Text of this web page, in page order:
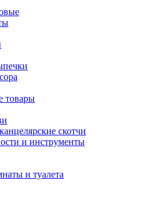
товары
скотчи
и инструменты
и туалета